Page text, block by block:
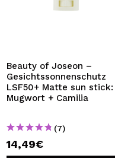
Beauty of Joseon –
Gesichtssonnenschutz
LSF50+ Matte sun stick:
Mugwort + Camilia
(7)
14,49€